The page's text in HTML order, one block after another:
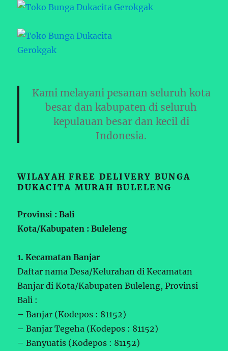
Kami melayani pesanan seluruh kota
besar dan kabupaten di seluruh
kepulauan besar dan kecil di
Indonesia.
WILAYAH FREE DELIVERY BUNGA
DUKACITA MURAH BULELENG
Provinsi : Bali
Kota/Kabupaten : Buleleng
1. Kecamatan Banjar
Daftar nama Desa/Kelurahan di Kecamatan
Banjar di Kota/Kabupaten Buleleng, Provinsi
Bali :
– Banjar (Kodepos : 81152)
– Banjar Tegeha (Kodepos : 81152)
– Banyuatis (Kodepos : 81152)